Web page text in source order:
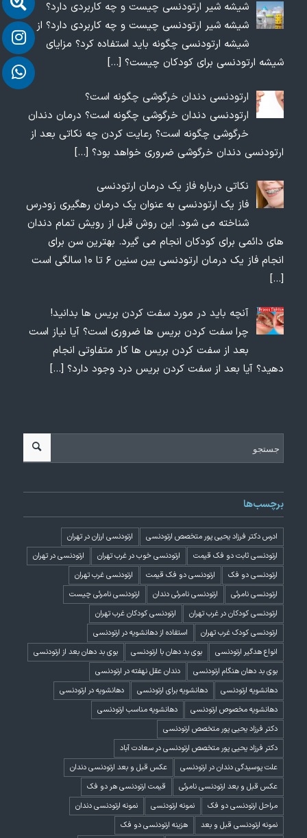
شیشه شیر ارتودنسی چیست و چه کاربردی دارد؟
شیشه شیر ارتودنسی چیست و چه کاربردی دارد؟ از
شیشه ارتودنسی چگونه باید استفاده کرد؟ مزایای
شیشه ارتودنسی برای کودکان چیست؟[…]
ارتودنسی دندان خرگوشی چگونه است؟
ارتودنسی دندان خرگوشی چگونه است؟ درمان دندان
خرگوشی چگونه است؟ رعایت کردن چه نکاتی بعد از
ارتودنسی دندان خرگوشی ضروری خواهد بود؟[…]
نکاتی درباره فاز یک درمان ارتودنسی
فاز یک ارتودنسی به عنوان یک درمان رهگیری زودرس
شناخته می شود. این روش قبل از رویش تمام دندان
های دائمی برای کودکان انجام می گیرد. بهترین سن برای
انجام فاز یک درمان ارتودنسی بین سنین ۶ تا ۱۰ سالگی است
[…]
آنچه باید در مورد سفت کردن بریس ها بدانید!
چرا سفت کردن بریس ها ضروری است؟ آیا نیاز است
بعد از سفت کردن بریس ها کار متفاوتی انجام
دهید؟ آیا بعد از سفت کردن بریس درد وجود دارد؟[…]
برچسب‌ها
ادرس دکتر فرزاد یحیی پور متخصص ارتودنسی
ارتودنسی ارزان در تهران
ارتودنسی ثابت دو فک قیمت
ارتودنسی خوب در غرب تهران
ارتودنسی در تهران
ارتودنسی دو فک
ارتودنسی دو فک قیمت
ارتودنسی غرب تهران
ارتودنسی نامرئی
ارتودنسی نامرئی دندان
ارتودنسی نامرئی چیست
ارتودنسی کودکان در غرب تهران
ارتودنسی کودکان غرب تهران
ارتودنسی کودک غرب تهران
استفاده از دهانشویه در ارتودنسی
انواع هدگیر ارتودنسی
بوی بد دهان با ارتودنسی
بوی بد دهان بعد از ارتودنسی
بوی بد دهان هنگام ارتودنسی
دندان عقل نهفته در ارتودنسی
دهانشویه ارتودنسی
دهانشویه برای ارتودنسی
دهانشویه در ارتودنسی
دهانشویه مخصوص ارتودنسی
دهانشویه مناسب ارتودنسی
دکتر فرزاد یحیی پور متخصص ارتودنسی
دکتر فرزاد یحیی پور متخصص ارتودنسی در سعادت آباد
علت پوسیدگی دندان در ارتودنسی
عکس قبل و بعد ارتودنسی دندان
عکس قبل و بعد ارتودنسی نامرئی
قیمت ارتودنسی هر دو فک
مراحل ارتودنسی دو فک
نمونه ارتودنسی
نمونه ارتودنسی دندان
نمونه ارتودنسی قبل و بعد
هزینه ارتودنسی دو فک